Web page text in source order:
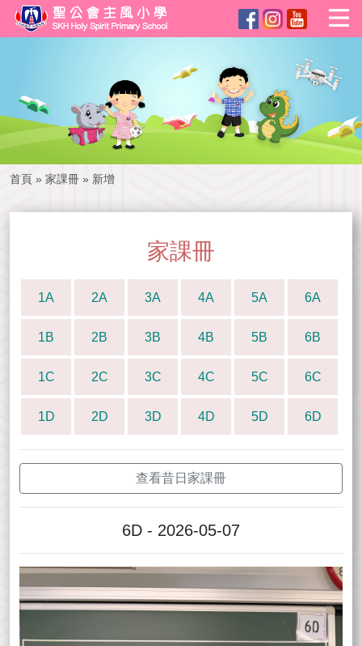
首頁 » 家課冊 » 新增
家課冊
1A 2A 3A 4A 5A 6A
1B 2B 3B 4B 5B 6B
1C 2C 3C 4C 5C 6C
1D 2D 3D 4D 5D 6D
查看昔日家課冊
6D - 2026-05-07